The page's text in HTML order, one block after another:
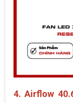
4. Airflow